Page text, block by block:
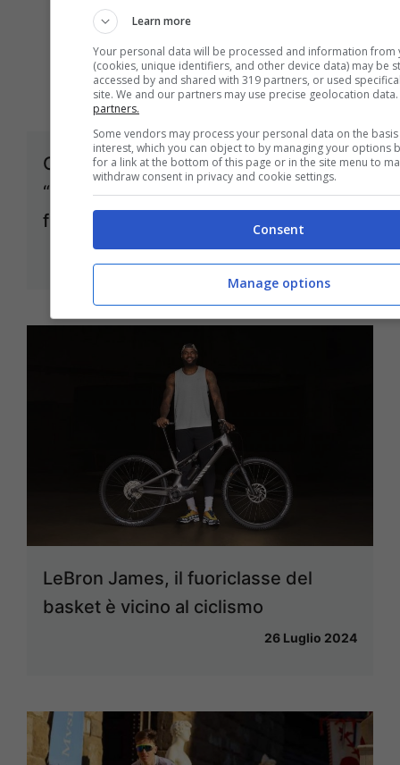
Olimpiadi Parigi 2024, Evenepoel:
“Sono uscito dal Tour con grande
fiducia”
26 Luglio 2024
LeBron James, il fuoriclasse del
basket è vicino al ciclismo
26 Luglio 2024
Learn more
Your personal data will be processed and information from
(cookies, unique identifiers, and other device data) may be
accessed by and shared with 319 partners, or used
site. We and our partners may use precise geolocation data.
partners.
Some vendors may process your personal data on the
interest, which you can object to by managing your options
for a link at the bottom of this page or in the site menu to
withdraw consent in privacy and cookie settings.
Consent
Manage options